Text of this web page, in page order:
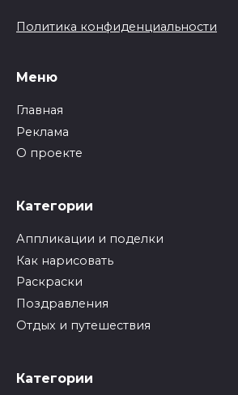
Политика конфиденциальности
Меню
Главная
Реклама
О проекте
Категории
Аппликации и поделки
Как нарисовать
Раскраски
Поздравления
Отдых и путешествия
Категории